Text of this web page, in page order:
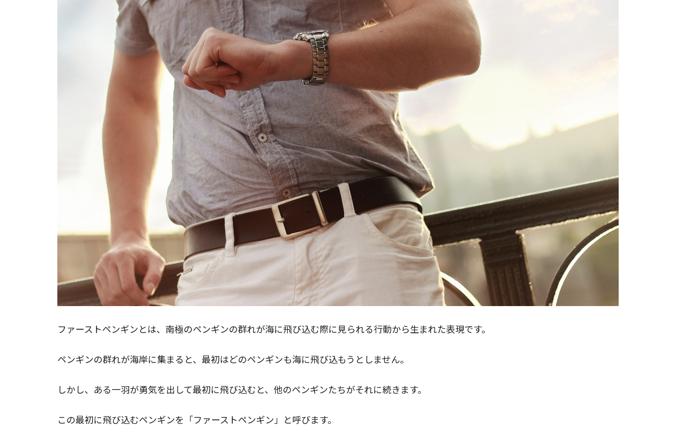
ファーストペンギンとは、南極のペンギンの群れが海に飛び込む際に見られる行動から生まれた表現です。
ペンギンの群れが海岸に集まると、最初はどのペンギンも海に飛び込もうとしません。
しかし、ある一羽が勇気を出して最初に飛び込むと、他のペンギンたちがそれに続きます。
この最初に飛び込むペンギンを「ファーストペンギン」と呼びます。